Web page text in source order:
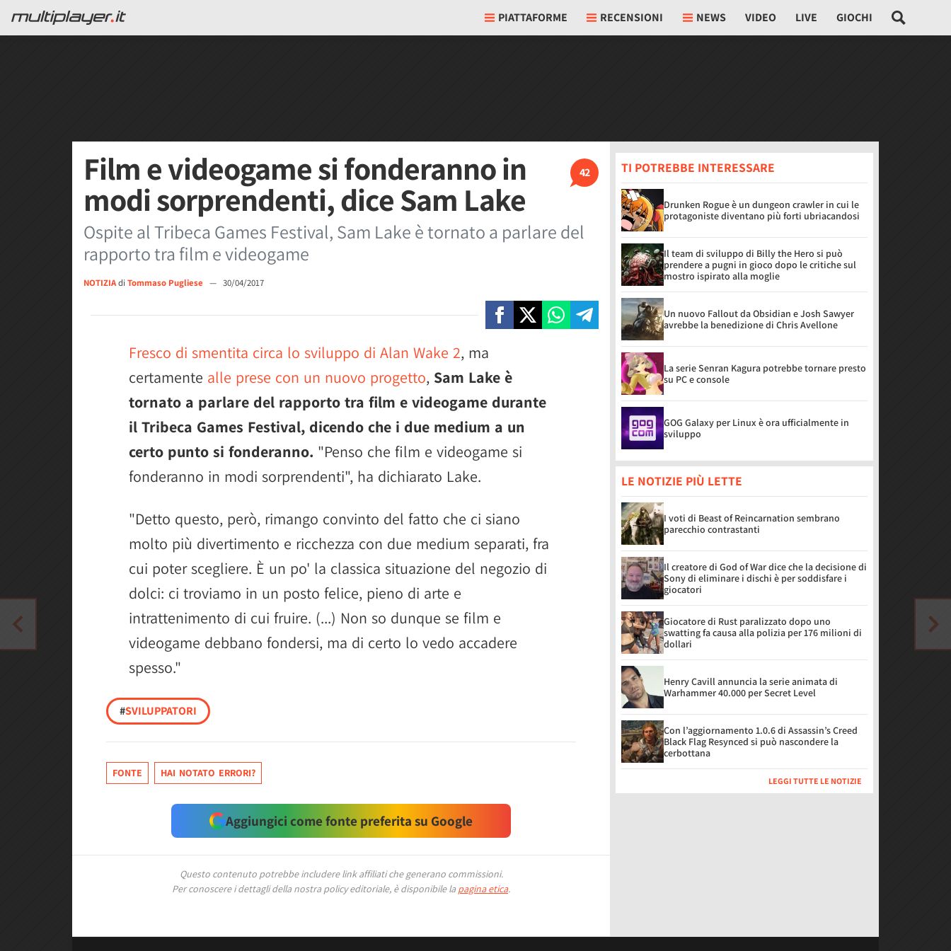
PIATTAFORME RECENSIONI NEWS VIDEO LIVE GIOCHI
42
Film e videogame si fonderanno in
modi sorprendenti, dice Sam Lake
Ospite al Tribeca Games Festival, Sam Lake è tornato a parlare del
rapporto tra film e videogame
NOTIZIAdi Tommaso Pugliese — 30/04/2017
Fresco di smentita circa lo sviluppo di Alan Wake 2, ma
certamente alle prese con un nuovo progetto, Sam Lake è
tornato a parlare del rapporto tra film e videogame durante
il Tribeca Games Festival, dicendo che i due medium a un
certo punto si fonderanno. "Penso che film e videogame si
fonderanno in modi sorprendenti", ha dichiarato Lake.
"Detto questo, però, rimango convinto del fatto che ci siano
molto più divertimento e ricchezza con due medium separati, fra
cui poter scegliere. È un po' la classica situazione del negozio di
dolci: ci troviamo in un posto felice, pieno di arte e
intrattenimento di cui fruire. (...) Non so dunque se film e
videogame debbano fondersi, ma di certo lo vedo accadere
spesso."
#SVILUPPATORI
FONTE HAI NOTATO ERRORI?
Aggiungici come fonte preferita su Google
Questo contenuto potrebbe includere link affiliati che generano commissioni.
Per conoscere i dettagli della nostra policy editoriale, è disponibile la pagina etica.
TI POTREBBE INTERESSARE
Drunken Rogue è un dungeon crawler in cui le
protagoniste diventano più forti ubriacandosi
Il team di sviluppo di Billy the Hero si può
prendere a pugni in gioco dopo le critiche sul
mostro ispirato alla moglie
Un nuovo Fallout da Obsidian e Josh Sawyer
avrebbe la benedizione di Chris Avellone
La serie Senran Kagura potrebbe tornare presto
su PC e console
GOG Galaxy per Linux è ora ufficialmente in
sviluppo
LE NOTIZIE PIÙ LETTE
I voti di Beast of Reincarnation sembrano
parecchio contrastanti
Il creatore di God of War dice che la decisione di
Sony di eliminare i dischi è per soddisfare i
giocatori
Giocatore di Rust paralizzato dopo uno
swatting fa causa alla polizia per 176 milioni di
dollari
Henry Cavill annuncia la serie animata di
Warhammer 40.000 per Secret Level
Con l’aggiornamento 1.0.6 di Assassin’s Creed
Black Flag Resynced si può nascondere la
cerbottana
LEGGI TUTTE LE NOTIZIE